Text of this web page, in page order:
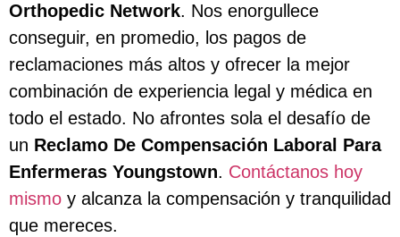
Orthopedic Network. Nos enorgullece
conseguir, en promedio, los pagos de
reclamaciones más altos y ofrecer la mejor
combinación de experiencia legal y médica en
todo el estado. No afrontes sola el desafío de
un Reclamo De Compensación Laboral Para
Enfermeras Youngstown. Contáctanos hoy
mismo y alcanza la compensación y tranquilidad
que mereces.